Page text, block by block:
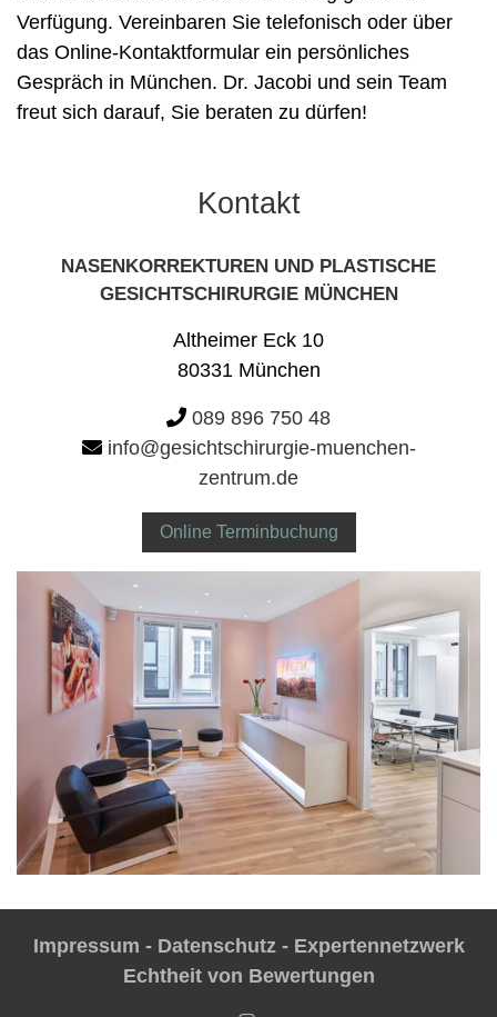
Verfügung. Vereinbaren Sie telefonisch oder über
das Online-Kontaktformular ein persönliches
Gespräch in München. Dr. Jacobi und sein Team
freut sich darauf, Sie beraten zu dürfen!
Kontakt
NASENKORREKTUREN UND PLASTISCHE
GESICHTSCHIRURGIE MÜNCHEN
Altheimer Eck 10
80331 München
089 896 750 48
info@gesichtschirurgie-muenchen-
zentrum.de
Online Terminbuchung
Impressum - Datenschutz- Expertennetzwerk
Echtheit von Bewertungen